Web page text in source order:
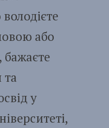
або
бажаєте
та
у